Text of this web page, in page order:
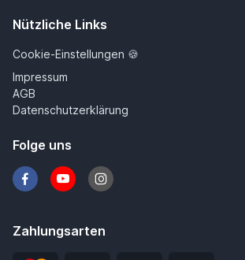
Nützliche Links
Cookie-Einstellungen 🍪
Impressum
AGB
Datenschutzerklärung
Folge uns
Zahlungsarten